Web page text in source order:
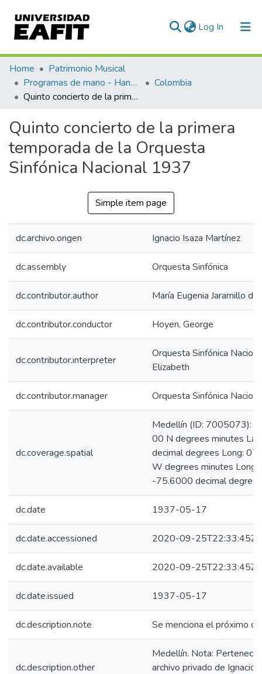
Log In (current)
Communities & Collections
All of DSpace
Home
Patrimonio Musical
Programas de mano - Hand programs
Colombia
Quinto concierto de la primera temporada de la Orquesta Sinfónica Nacional 1937
Quinto concierto de la primera
temporada de la Orquesta
Sinfónica Nacional 1937
Simple item page
dc.archivo.origen Ignacio Isaza Martínez
dc.assembly Orquesta Sinfónica
dc.contributor.author María Eugenia Jaramillo de
dc.contributor.conductor Hoyen, George
dc.contributor.interpreter
Orquesta Sinfónica
Elizabeth
dc.contributor.manager Orquesta Sinfónica
dc.coverage.spatial
Medellín (ID: 7005073):
00 N degrees minutes
decimal degrees Long:
W degrees minutes Long:
-75.6000 decimal degrees
dc.date 1937-05-17
dc.date.accessioned 2020-09-25T22:33:45Z
dc.date.available 2020-09-25T22:33:45Z
dc.date.issued 1937-05-17
dc.description.note Se menciona el próximo
dc.description.other
Medellín. Nota: Pertenece
archivo privado de Ignacio